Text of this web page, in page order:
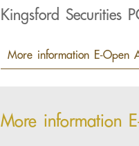
Kingsford Securities
More information